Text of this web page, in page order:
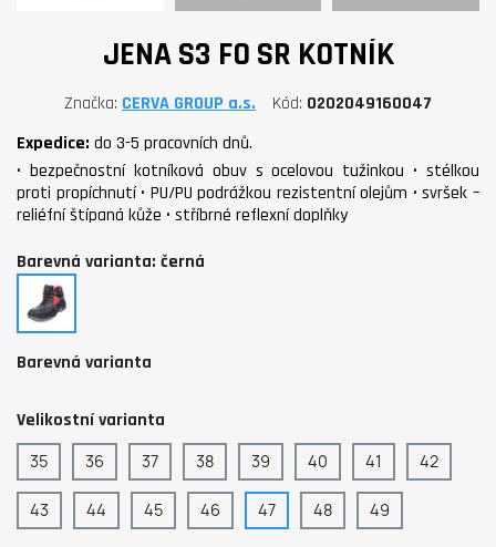
JENA S3 FO SR KOTNÍK
Značka CERVA GROUP a.s. Kód 0202049160047
Expedice: do 3-5 pracovních dnů.
• bezpečnostní kotníková obuv s ocelovou tužinkou • stélkou
proti propíchnutí • PU/PU podrážkou rezistentní olejům • svršek –
reliéfní štípaná kůže • stříbrné reflexní doplňky
Barevná varianta: černá
černá
Barevná varianta
Velikostní varianta
35 36 37 38 39 40 41 42
43 44 45 46 47 48 49